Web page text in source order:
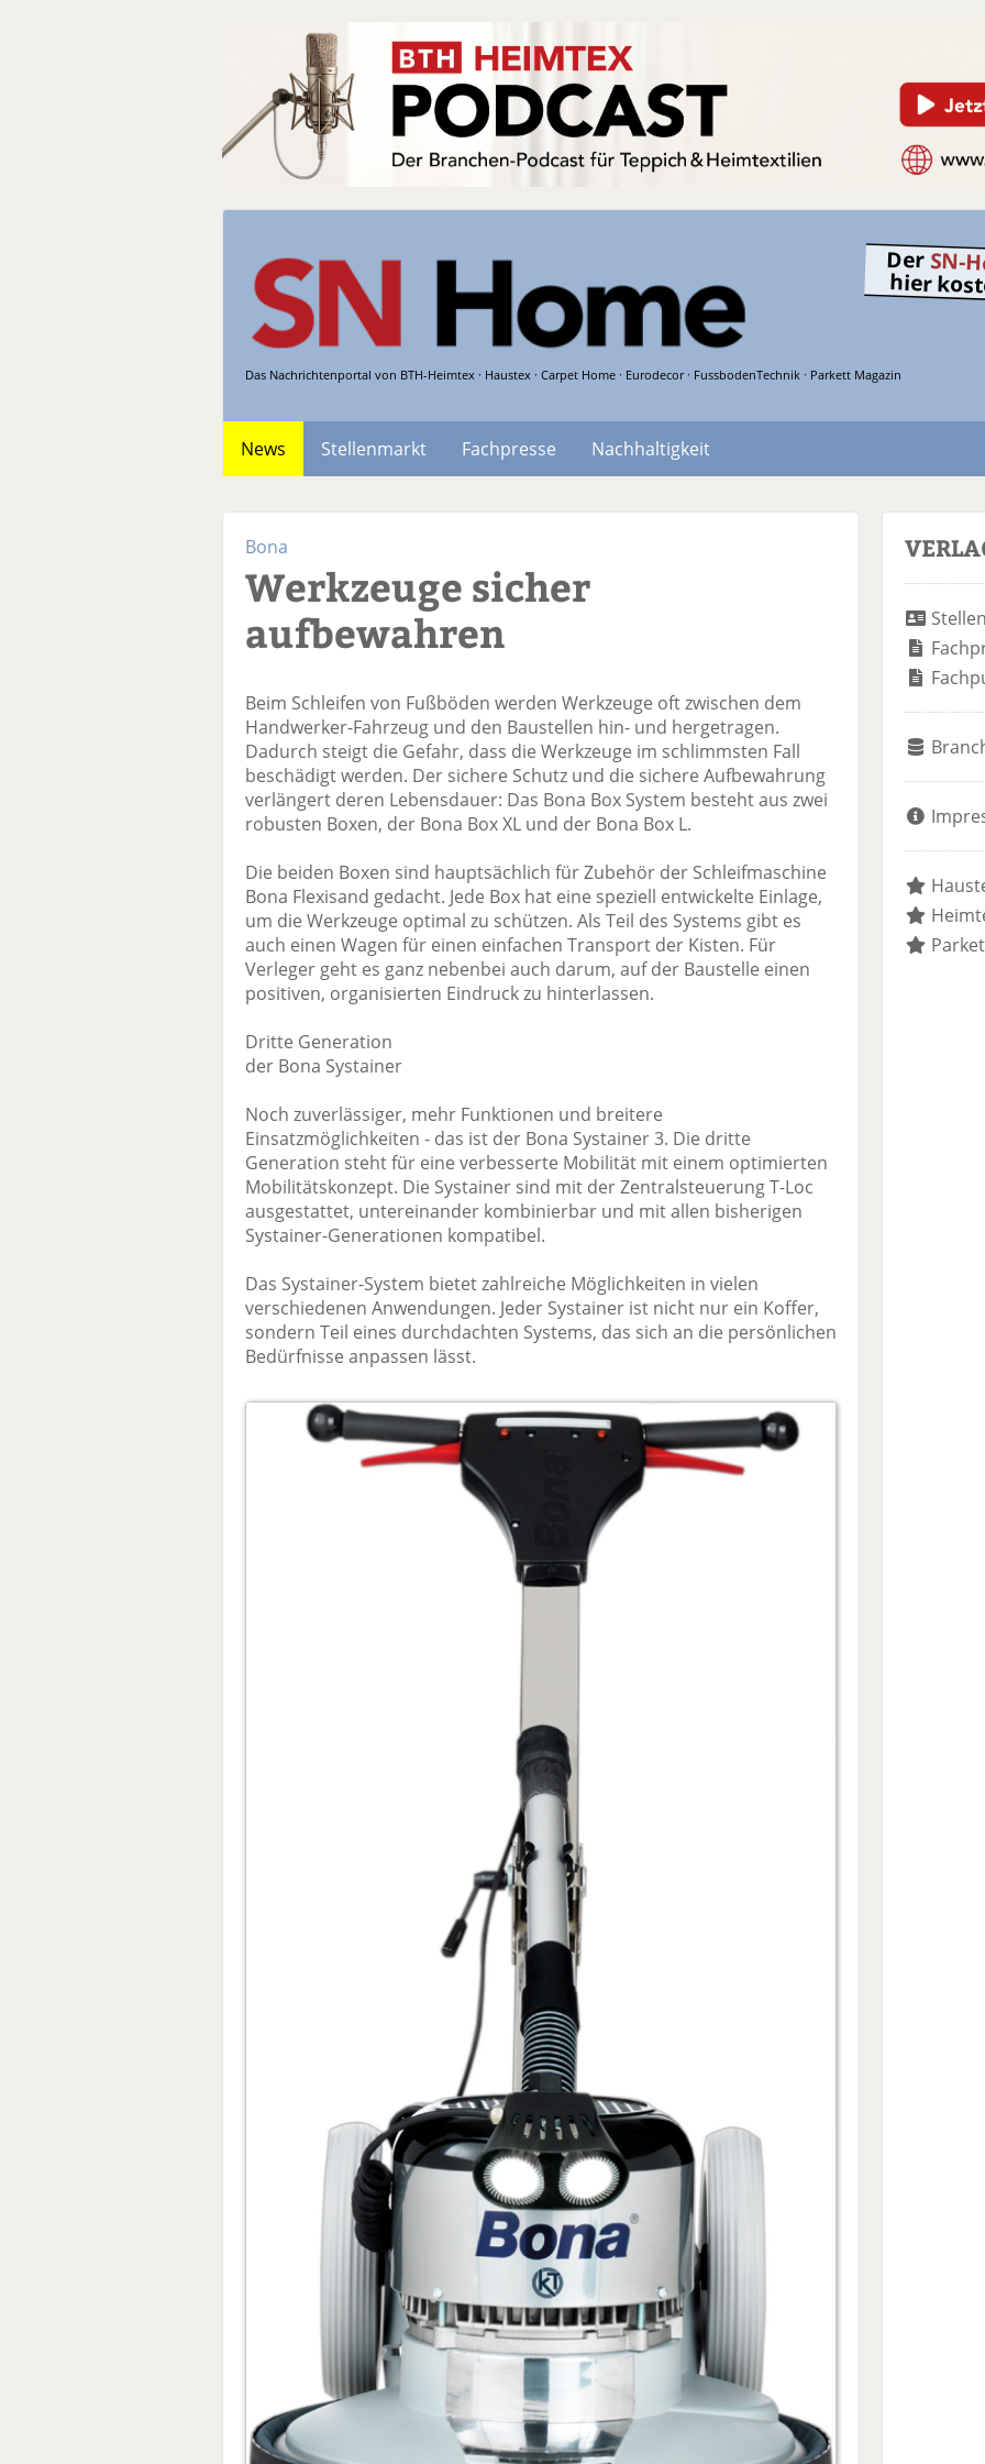
Das Nachrichtenportal von BTH-Heimtex · Haustex · Carpet Home · Eurodecor · FussbodenTechnik · Parkett Magazin
Der SN-
hier
News Stellenmarkt Fachpresse
Nachhaltigkeit
Bona
Werkzeuge sicher
aufbewahren
Beim Schleifen von Fußböden werden Werkzeuge oft zwischen dem
Handwerker-Fahrzeug und den Baustellen hin- und hergetragen.
Dadurch steigt die Gefahr, dass die Werkzeuge im schlimmsten Fall
beschädigt werden. Der sichere Schutz und die sichere Aufbewahrung
verlängert deren Lebensdauer: Das Bona Box System besteht aus zwei
robusten Boxen, der Bona Box XL und der Bona Box L.
Die beiden Boxen sind hauptsächlich für Zubehör der Schleifmaschine
Bona Flexisand gedacht. Jede Box hat eine speziell entwickelte Einlage,
um die Werkzeuge optimal zu schützen. Als Teil des Systems gibt es
auch einen Wagen für einen einfachen Transport der Kisten. Für
Verleger geht es ganz nebenbei auch darum, auf der Baustelle einen
positiven, organisierten Eindruck zu hinterlassen.
Dritte Generation
der Bona Systainer
Noch zuverlässiger, mehr Funktionen und breitere
Einsatzmöglichkeiten - das ist der Bona Systainer 3. Die dritte
Generation steht für eine verbesserte Mobilität mit einem optimierten
Mobilitätskonzept. Die Systainer sind mit der Zentralsteuerung T-Loc
ausgestattet, untereinander kombinierbar und mit allen bisherigen
Systainer-Generationen kompatibel.
Das Systainer-System bietet zahlreiche Möglichkeiten in vielen
verschiedenen Anwendungen. Jeder Systainer ist nicht nur ein Koffer,
sondern Teil eines durchdachten Systems, das sich an die persönlichen
Bedürfnisse anpassen lässt.